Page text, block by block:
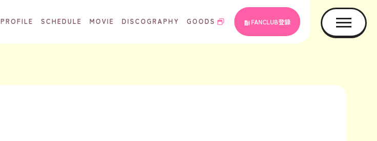
PROFILE SCHEDULE MOVIE DISCOGRAPHY GOODS FANCLUB登録